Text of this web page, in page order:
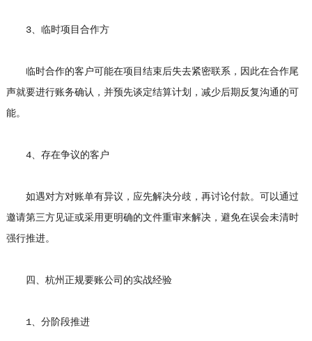
3、临时项目合作方
临时合作的客户可能在项目结束后失去紧密联系，因此在合作尾
声就要进行账务确认，并预先谈定结算计划，减少后期反复沟通的可
能。
4、存在争议的客户
如遇对方对账单有异议，应先解决分歧，再讨论付款。可以通过
邀请第三方见证或采用更明确的文件重审来解决，避免在误会未清时
强行推进。
四、杭州正规要账公司的实战经验
1、分阶段推进